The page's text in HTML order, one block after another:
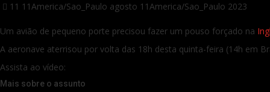
11 11America/Sao_Paulo agosto 11America/Sao_Paulo 2023
Um avião de pequeno porte precisou fazer um pouso forçado na
A aeronave aterrisou por volta das 18h desta quinta-feira (14h em
Assista ao vídeo:
Mais sobre o assunto